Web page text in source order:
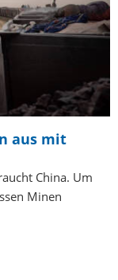
aus mit
China. Um
Minen